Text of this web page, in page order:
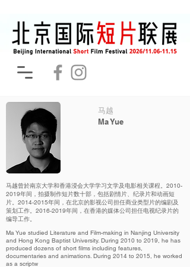
马越
Ma Yue
马越曾於南京大学和香港浸会大学学习文学及电影相关课程。2010-
2019年间，拍摄制作短片数十部，包括剧情片、纪录片和动画短
片。2014-2015年间，在北京的影视公司担任商业类型片的编剧及
策划工作。2016-2019年间，在香港的媒体公司担任电视纪录片的
编导工作。
Ma Yue studied Literature and Film-making in Nanjing University
and Hong Kong Baptist University. During 2010 to 2019, he has
produced dozens of short films including features,
documentaries and animations. During 2014 to 2015, he worked
as a scriptw